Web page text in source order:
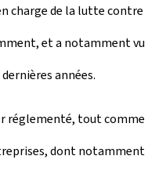
charge de la lutte contre
et a notamment vu
années.
réglementé, tout comme
dont notamment